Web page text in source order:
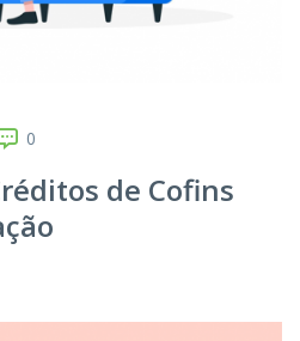
0
de Cofins